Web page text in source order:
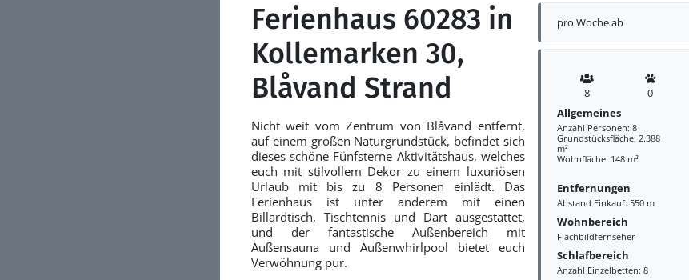
pro Woche ab
8 0
Allgemeines
Anzahl Personen: 8
Grundstücksfläche: 2.388
m²
Wohnfläche: 148 m²
Entfernungen
Abstand Einkauf: 550 m
Wohnbereich
Flachbildfernseher
Schlafbereich
Anzahl Einzelbetten: 8
Ferienhaus 60283 in
Kollemarken 30,
Blåvand Strand
Nicht weit vom Zentrum von Blåvand entfernt,
auf einem großen Naturgrundstück, befindet sich
dieses schöne Fünfsterne Aktivitätshaus, welches
euch mit stilvollem Dekor zu einem luxuriösen
Urlaub mit bis zu 8 Personen einlädt. Das
Ferienhaus ist unter anderem mit einen
Billardtisch, Tischtennis und Dart ausgestattet,
und der fantastische Außenbereich mit
Außensauna und Außenwhirlpool bietet euch
Verwöhnung pur.